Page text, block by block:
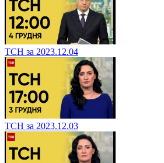
ТСН за 2023.12.04
ТСН за 2023.12.03